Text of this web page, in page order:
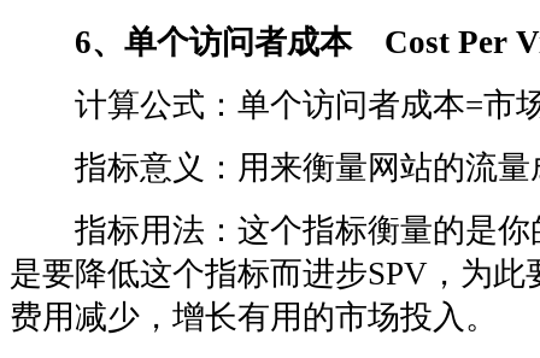
6、单个访问者成本 Cost Per
计算公式：单个访问者成本=市
指标意义：用来衡量网站的流量
指标用法：这个指标衡量的是你
是要降低这个指标而进步SPV，为
费用减少，增长有用的市场投入。